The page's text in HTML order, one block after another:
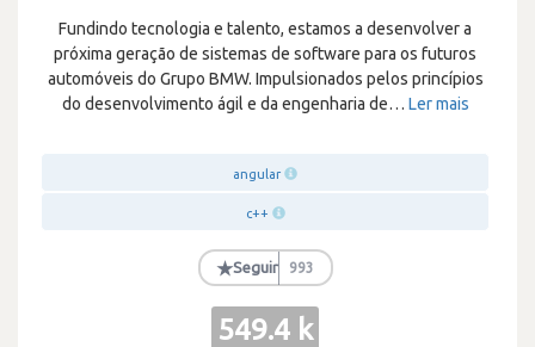
Fundindo tecnologia e talento, estamos a desenvolver a
próxima geração de sistemas de software para os futuros
automóveis do Grupo BMW. Impulsionados pelos princípios
do desenvolvimento ágil e da engenharia de… Ler mais
angular
c++
★Seguir 993
549.4 k